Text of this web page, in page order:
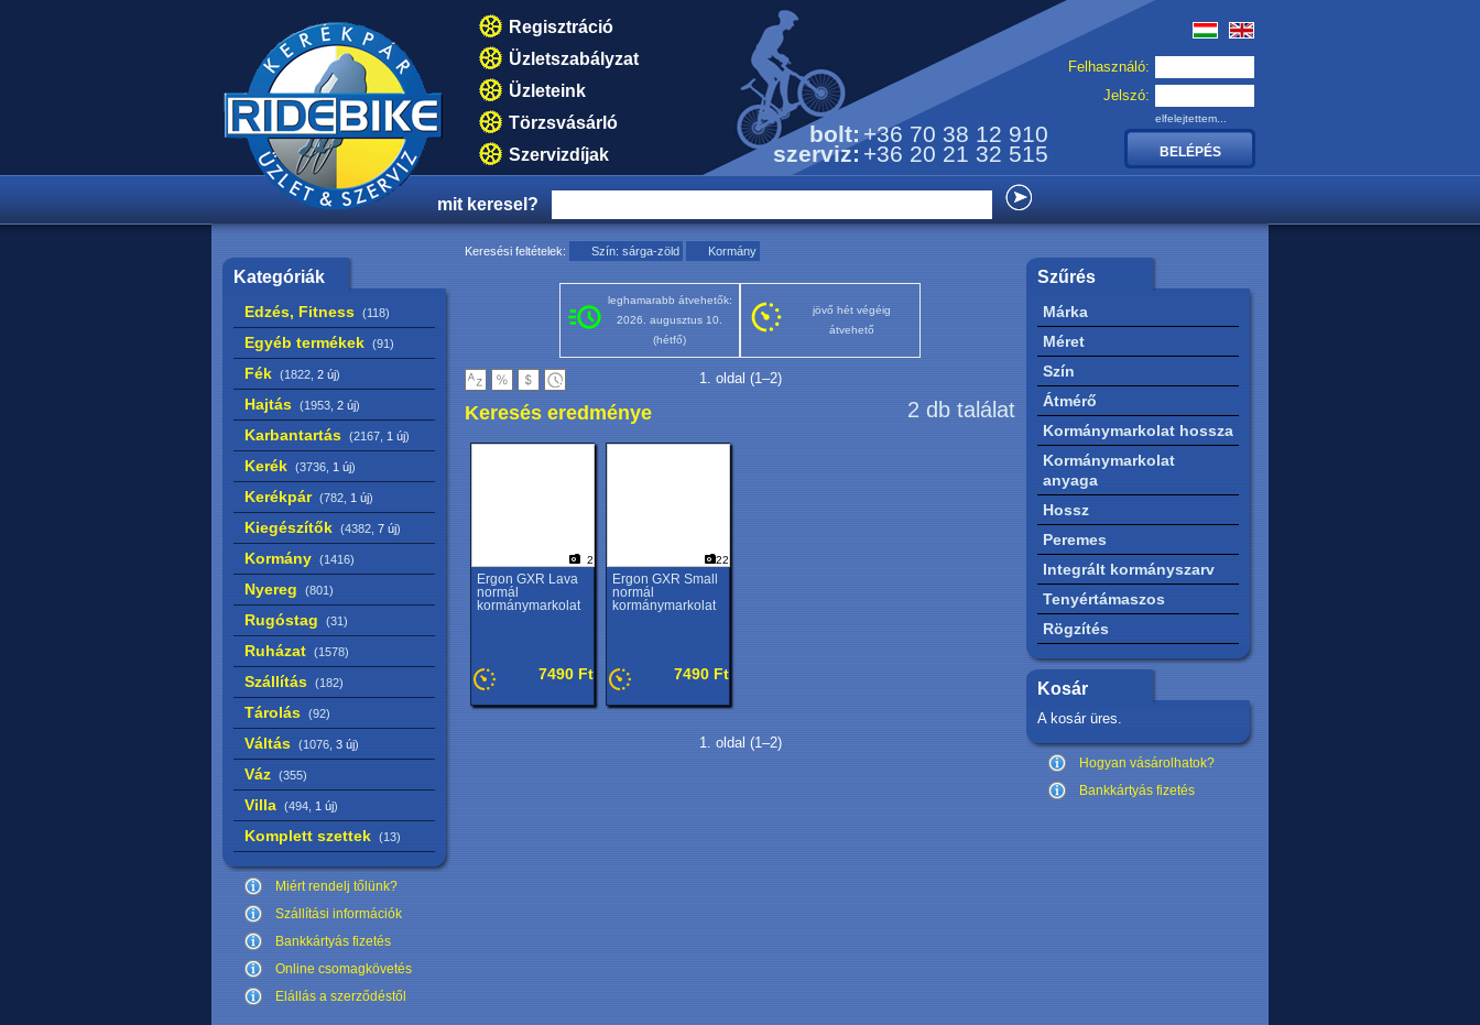
Regisztráció
Üzletszabályzat
Üzleteink
Törzsvásárló
Szervizdíjak
bolt: +36 70 38 12 910
szerviz: +36 20 21 32 515
Felhasználó:
Jelszó:
elfelejtettem...
mit keresel?
Kategóriák
Edzés, Fitness (118)
Egyéb termékek (91)
Fék (1822, 2 új)
Hajtás (1953, 2 új)
Karbantartás (2167, 1 új)
Kerék (3736, 1 új)
Kerékpár (782, 1 új)
Kiegészítők (4382, 7 új)
Kormány (1416)
Nyereg (801)
Rugóstag (31)
Ruházat (1578)
Szállítás (182)
Tárolás (92)
Váltás (1076, 3 új)
Váz (355)
Villa (494, 1 új)
Komplett szettek (13)
Miért rendelj tőlünk?
Szállítási információk
Bankkártyás fizetés
Online csomagkövetés
Elállás a szerződéstől
Keresési feltételek: Szín: sárga-zöld Kormány
leghamarabb átvehetők:
2026. augusztus 10.
(hétfő)
jövő hét végéig
átvehető
1. oldal (1–2)
2 db találat
Keresés eredménye
2
Ergon GXR Lava
normál
kormánymarkolat
7490 Ft
22
Ergon GXR Small
normál
kormánymarkolat
7490 Ft
1. oldal (1–2)
Szűrés
Márka
Méret
Szín
Átmérő
Kormánymarkolat hossza
Kormánymarkolat
anyaga
Hossz
Peremes
Integrált kormányszarv
Tenyértámaszos
Rögzítés
Kosár
A kosár üres.
Hogyan vásárolhatok?
Bankkártyás fizetés